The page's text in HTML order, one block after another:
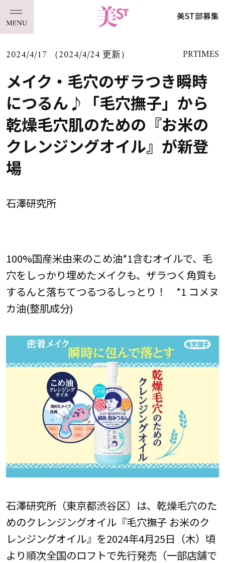
美ST部募集
2024/4/17 （2024/4/24 更新） PRTIMES
メイク・毛穴のザラつき瞬時
につるん♪「毛穴撫子」から
乾燥毛穴肌のための『お米の
クレンジングオイル』が新登
場
石澤研究所
100%国産米由来のこめ油*1含むオイルで、毛
穴をしっかり埋めたメイクも、ザラつく角質も
するんと落ちてつるつるしっとり！ *1 コメヌ
カ油(整肌成分)
石澤研究所（東京都渋谷区）は、乾燥毛穴のた
めのクレンジングオイル『毛穴撫子 お米のク
レンジングオイル』を2024年4月25日（木）頃
より順次全国のロフトで先行発売（一部店舗で